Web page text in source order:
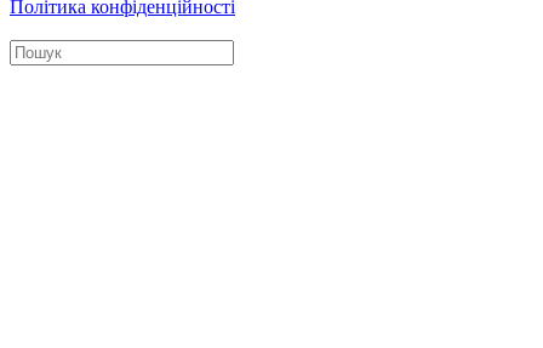
Політика конфіденційності